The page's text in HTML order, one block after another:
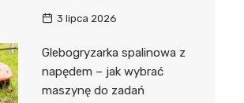
3 lipca 2026
Glebogryzarka spalinowa z
napędem – jak wybrać
maszynę do zadań